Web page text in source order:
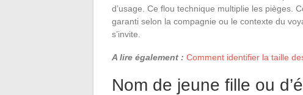
d’usage. Ce flou technique multiplie les pièges.
garanti selon la compagnie ou le contexte du
s’invite.
A lire également : Comment identifier la taille
Nom de jeune fille ou